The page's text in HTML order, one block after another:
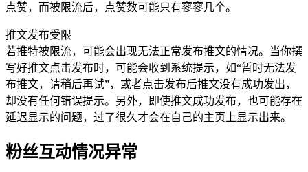
点赞，而被限流后，点赞数可能只有寥寥几个。
推文发布受限
若推特被限流，可能会出现无法正常发布推文的情况。当你撰
写好推文点击发布时，可能会收到系统提示，如“暂时无法发
布推文，请稍后再试”，或者点击发布后推文没有成功发出，
却没有任何错误提示。另外，即使推文成功发布，也可能存在
延迟显示的问题，过了很久才会在自己的主页上显示出来。
粉丝互动情况异常